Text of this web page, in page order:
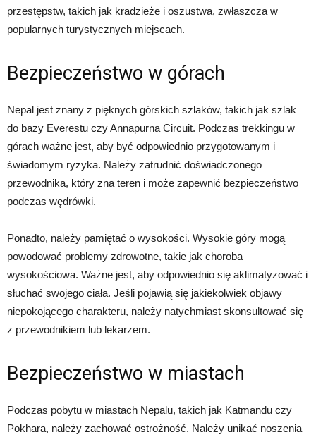
przestępstw, takich jak kradzieże i oszustwa, zwłaszcza w
popularnych turystycznych miejscach.
Bezpieczeństwo w górach
Nepal jest znany z pięknych górskich szlaków, takich jak szlak
do bazy Everestu czy Annapurna Circuit. Podczas trekkingu w
górach ważne jest, aby być odpowiednio przygotowanym i
świadomym ryzyka. Należy zatrudnić doświadczonego
przewodnika, który zna teren i może zapewnić bezpieczeństwo
podczas wędrówki.
Ponadto, należy pamiętać o wysokości. Wysokie góry mogą
powodować problemy zdrowotne, takie jak choroba
wysokościowa. Ważne jest, aby odpowiednio się aklimatyzować i
słuchać swojego ciała. Jeśli pojawią się jakiekolwiek objawy
niepokojącego charakteru, należy natychmiast skonsultować się
z przewodnikiem lub lekarzem.
Bezpieczeństwo w miastach
Podczas pobytu w miastach Nepalu, takich jak Katmandu czy
Pokhara, należy zachować ostrożność. Należy unikać noszenia